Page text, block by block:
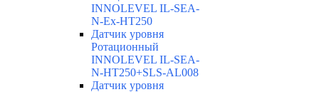
INNOLEVEL IL-SEA-
N-Ex-HT250
Датчик уровня
Ротационный
INNOLEVEL IL-SEA-
N-HT250+SLS-AL008
Датчик уровня